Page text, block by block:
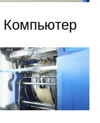
Компьютер